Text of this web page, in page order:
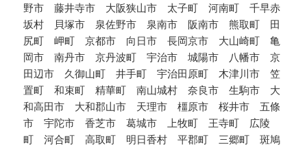
野市 藤井寺市 大阪狭山市 太子町 河南町 千早赤
坂村 貝塚市 泉佐野市 泉南市 阪南市 熊取町 田
尻町 岬町 京都市 向日市 長岡京市 大山崎町 亀
岡市 南丹市 京丹波町 宇治市 城陽市 八幡市 京
田辺市 久御山町 井手町 宇治田原町 木津川市 笠
置町 和束町 精華町 南山城村 奈良市 生駒市 大
和高田市 大和郡山市 天理市 橿原市 桜井市 五條
市 宇陀市 香芝市 葛城市 上牧町 王寺町 広陵
町 河合町 高取町 明日香村 平郡町 三郷町 斑鳩